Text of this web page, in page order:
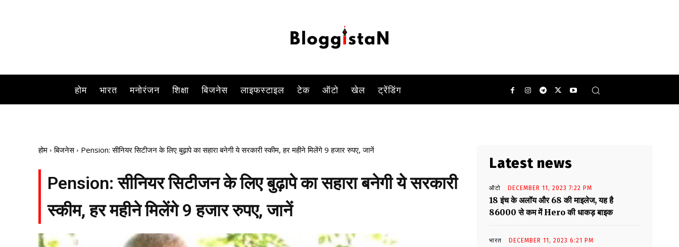
होम भारत मनोरंजन शिक्षा बिजनेस लाइफस्टाइल टेक ऑटो खेल ट्रेंडिंग
होम बिजनेस Pension: सीनियर सिटीजन के लिए बुढ़ापे का सहारा बनेगी ये सरकारी स्कीम, हर महीने मिलेंगे 9 हजार रुपए, जानें
Pension: सीनियर सिटीजन के लिए बुढ़ापे का सहारा बनेगी ये सरकारी
स्कीम, हर महीने मिलेंगे 9 हजार रुपए, जानें
Latest news
ऑटो DECEMBER 11, 2023 7:22 PM
18 इंच के अलॉय और 68 की माइलेज, यह है
86000 से कम में Hero की धाकड़ बाइक
भारत DECEMBER 11, 2023 6:21 PM